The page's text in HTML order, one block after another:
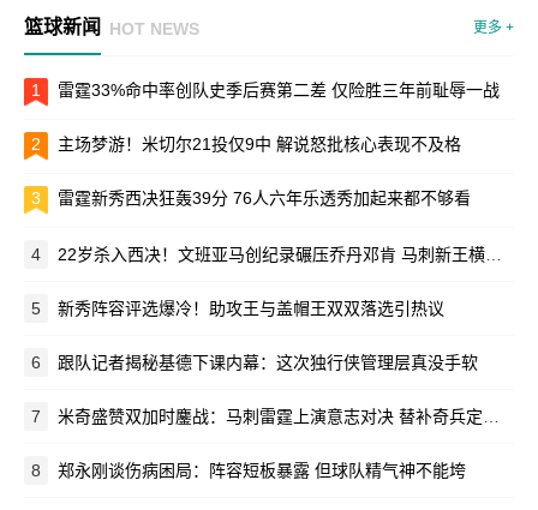
篮球新闻 HOT NEWS 更多 +
1 雷霆33%命中率创队史季后赛第二差 仅险胜三年前耻辱一战
2 主场梦游！米切尔21投仅9中 解说怒批核心表现不及格
3 雷霆新秀西决狂轰39分 76人六年乐透秀加起来都不够看
4 22岁杀入西决！文班亚马创纪录碾压乔丹邓肯 马刺新王横空出世
5 新秀阵容评选爆冷！助攻王与盖帽王双双落选引热议
6 跟队记者揭秘基德下课内幕：这次独行侠管理层真没手软
7 米奇盛赞双加时鏖战：马刺雷霆上演意志对决 替补奇兵定乾坤
8 郑永刚谈伤病困局：阵容短板暴露 但球队精气神不能垮